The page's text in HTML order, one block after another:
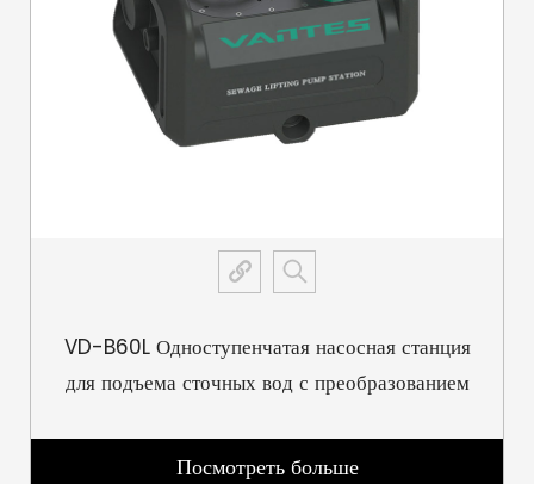
Простота установки и обслуживания:
Насосная станция VD-B120L спроектирована таким
образом, чтобы ее установка была простой, что позволяет
интеграцию в существующие системы, сокращая время
доступным компонентам и удобной конструкции, что
позволяет быстро проводить проверки и обслуживание.
Это снижает долгосрочные затраты на техническое
обслуживание и обеспечивает стабильную
VD-B60L Одноступенчатая насосная станция
для подъема сточных вод с преобразованием
Посмотреть больше